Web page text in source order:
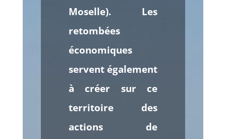
Moselle). Les
retombées
économiques
servent également
à créer sur ce
territoire des
actions de